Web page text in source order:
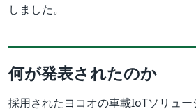
しました。
何が発表されたのか
採用されたヨコオの車載IoTソリュ